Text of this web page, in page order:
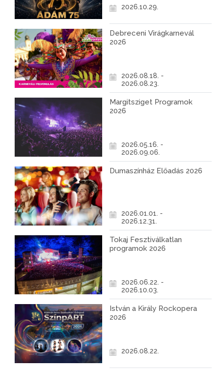
2026.10.29.
Debreceni Virágkarnevál
2026
2026.08.18. -
2026.08.23.
Margitsziget Programok
2026
2026.05.16. -
2026.09.06.
Dumaszínház Előadás 2026
2026.01.01. -
2026.12.31.
Tokaj Fesztiválkatlan
programok 2026
2026.06.22. -
2026.10.03.
István a Király Rockopera
2026
2026.08.22.